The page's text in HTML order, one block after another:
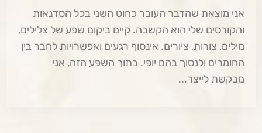
אני מוצאת שהדבר העובר כחוט השני בכל הסדנאות
והקורסים שלי הוא הקשבה. קיים ביקום שפע של צלילים,
מילים, צורות, ציורים. אינסוף רגעים ואפשרויות לחבר בין
החומרים ולנסוך בהם יופי. בתוך השפע הזה, אני
מבקשת לייצר...